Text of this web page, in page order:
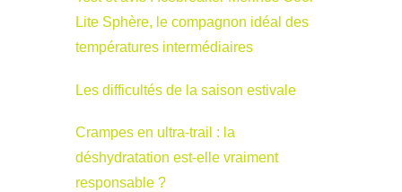
Lite Sphère, le compagnon idéal des
températures intermédiaires
Les difficultés de la saison estivale
Crampes en ultra-trail : la
déshydratation est-elle vraiment
responsable ?